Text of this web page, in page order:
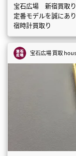
宝石広場 新宿買取
定番モデルを誠にあ
宿時計買取り
宝石広場 買取